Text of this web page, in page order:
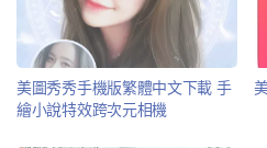
美圖秀秀手機版繁體中文下載 手
繪小說特效跨次元相機